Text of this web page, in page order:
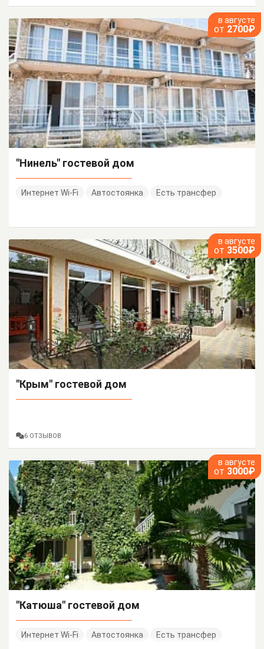
в августе
от 2700₽
"Нинель" гостевой дом
Интернет Wi-Fi Автостоянка Есть трансфер
в августе
от 3500₽
"Крым" гостевой дом
6 ОТЗЫВОВ
в августе
от 3000₽
"Катюша" гостевой дом
Интернет Wi-Fi Автостоянка Есть трансфер